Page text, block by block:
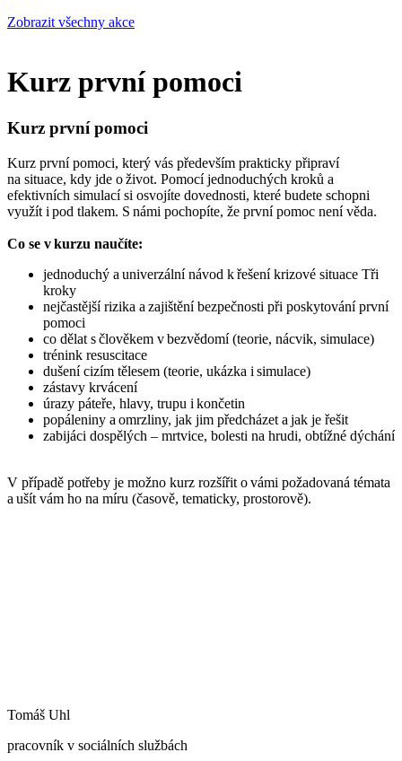
Zobrazit všechny akce
Kurz první pomoci
Kurz první pomoci
Kurz první pomoci, který vás především prakticky připraví
na situace, kdy jde o život. Pomocí jednoduchých kroků a
efektivních simulací si osvojíte dovednosti, které budete schopni
využít i pod tlakem. S námi pochopíte, že první pomoc není věda.
Co se v kurzu naučíte:
jednoduchý a univerzální návod k řešení krizové situace Tři
kroky
nejčastější rizika a zajištění bezpečnosti při poskytování první
pomoci
co dělat s člověkem v bezvědomí (teorie, nácvik, simulace)
trénink resuscitace
dušení cizím tělesem (teorie, ukázka i simulace)
zástavy krvácení
úrazy páteře, hlavy, trupu i končetin
popáleniny a omrzliny, jak jim předcházet a jak je řešit
zabijáci dospělých – mrtvice, bolesti na hrudi, obtížné dýchání
V případě potřeby je možno kurz rozšířit o vámi požadovaná témata
a ušít vám ho na míru (časově, tematicky, prostorově).
Tomáš Uhl
pracovník v sociálních službách